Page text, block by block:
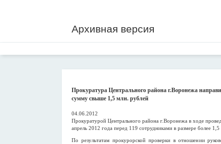
Архивная версия
Прокуратура Центрального района г.Воронежа
сумму свыше 1,5 млн. рублей
04.06.2012
Прокуратурой Центрального района г.Воронежа в ходе
апрель 2012 года перед 119 сотрудниками в размере более 1,5
По результатам прокурорской проверки в отношении